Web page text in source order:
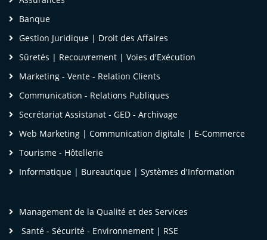
Banque
Gestion Juridique | Droit des Affaires
Sûretés | Recouvrement | Voies d'Exécution
Marketing - Vente - Relation Clients
Communication - Relations Publiques
Secrétariat Assistanat - GED - Archivage
Web Marketing | Communication digitale | E-Commerce
Tourisme - Hôtellerie
Informatique | Bureautique | Systèmes d'Information
Management de la Qualité et des Services
Santé - Sécurité - Environnement | RSE
Mme OBOUTI Osmella
Société d'Eau et d'Energie du Gabon